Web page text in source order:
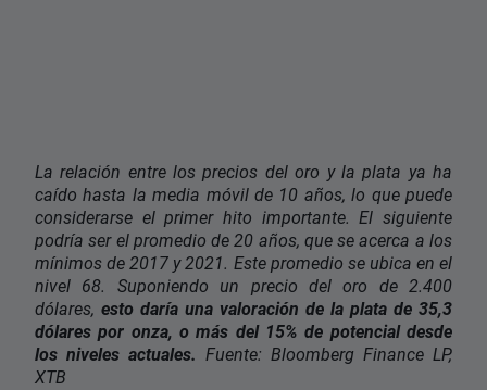
La relación entre los precios del oro y la plata ya ha
caído hasta la media móvil de 10 años, lo que puede
considerarse el primer hito importante. El siguiente
podría ser el promedio de 20 años, que se acerca a los
mínimos de 2017 y 2021. Este promedio se ubica en el
nivel 68. Suponiendo un precio del oro de 2.400
dólares, esto daría una valoración de la plata de 35,3
dólares por onza, o más del 15% de potencial desde
los niveles actuales. Fuente: Bloomberg Finance LP,
XTB